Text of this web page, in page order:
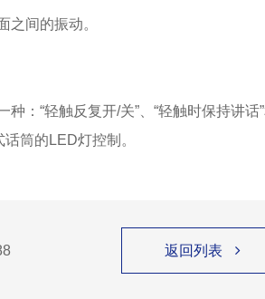
间的振动。
“轻触反复开/关”、“轻触时保持讲话”
筒的LED灯控制。
返回列表 